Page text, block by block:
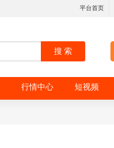
平台首页
搜 索
行情中心 短视频